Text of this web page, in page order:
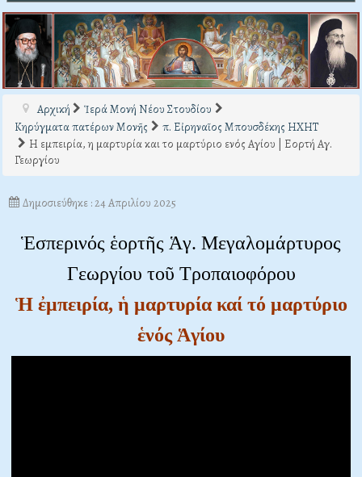
Αρχική
Ἱερά Μονή Νέου Στουδίου
Κηρύγματα πατέρων Μονῆς
π. Εἰρηναῖος Μπουσδέκης ΗΧΗΤ
Η εμπειρία, η μαρτυρία και το μαρτύριο ενός Αγίου | Εορτή Αγ.
Γεωργίου
Δημοσιεύθηκε : 24 Απριλίου 2025
Ἑσπερινός ἑορτῆς Ἁγ. Μεγαλομάρτυρος
Γεωργίου τοῦ Τροπαιοφόρου
Ἡ ἐμπειρία, ἡ μαρτυρία καί τό μαρτύριο
ἑνός Ἁγίου